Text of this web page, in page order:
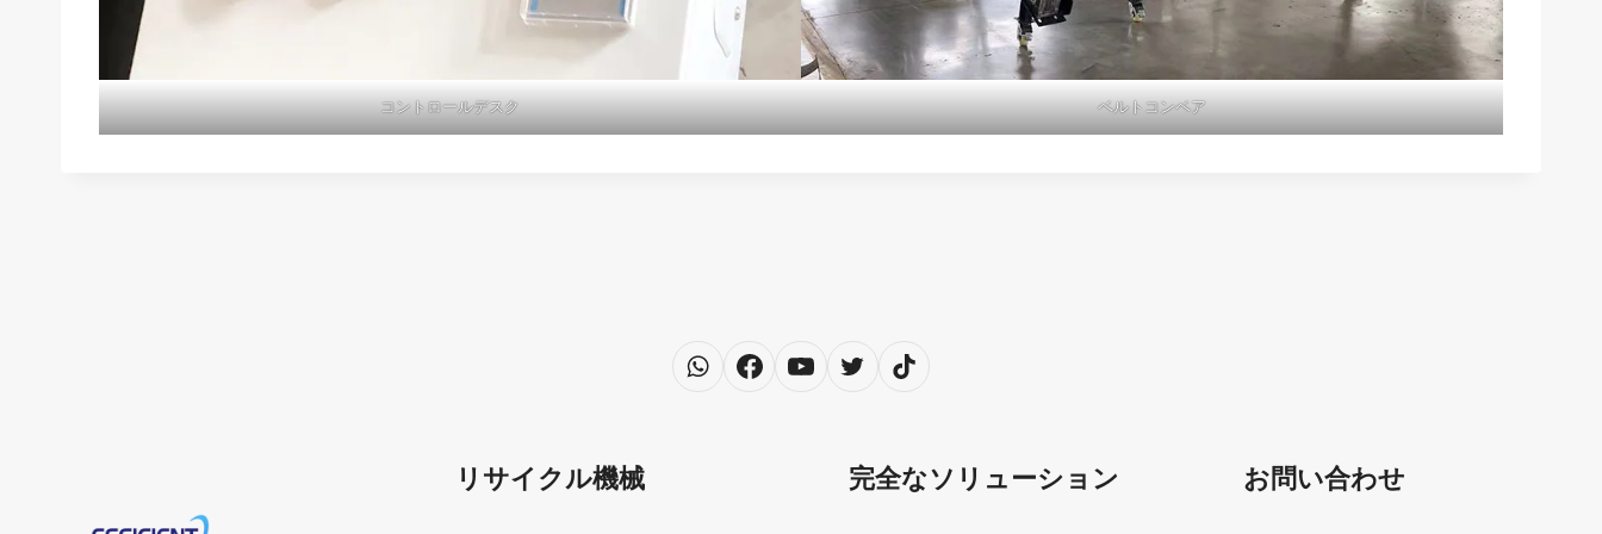
コントロールデスク ベルトコンベア
リサイクル機械 完全なソリューション お問い合わせ